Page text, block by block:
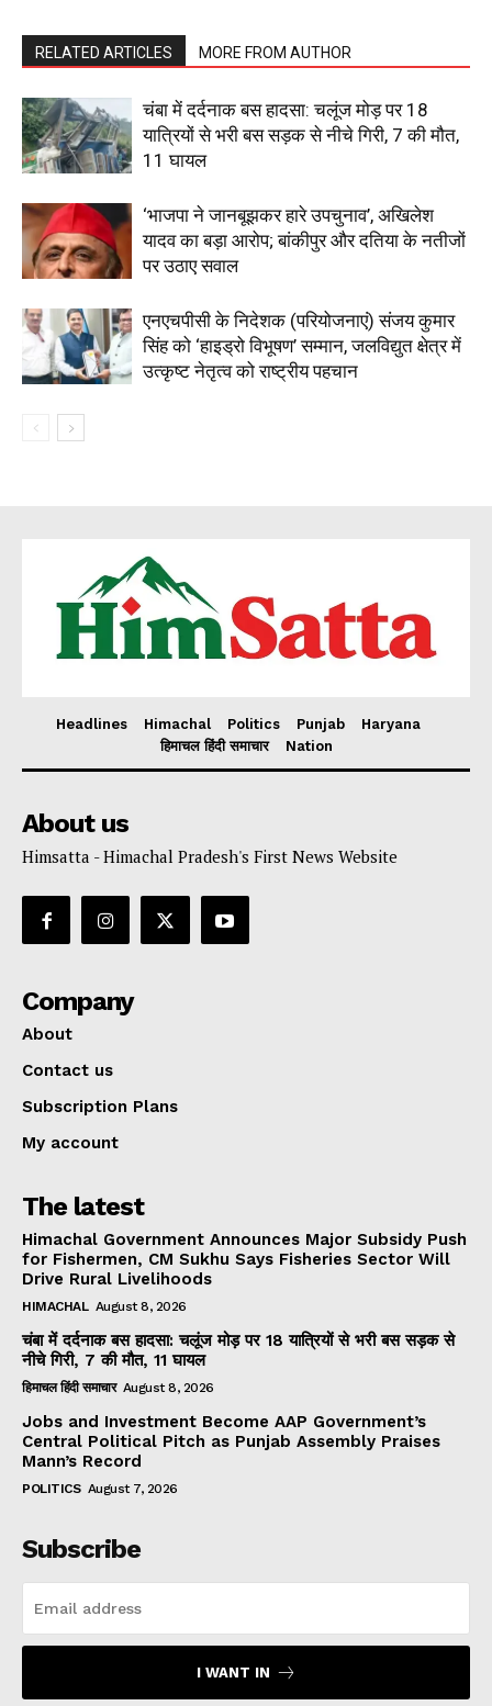
RELATED ARTICLES MORE FROM AUTHOR
चंबा में दर्दनाक बस हादसा: चलूंज मोड़ पर 18
यात्रियों से भरी बस सड़क से नीचे गिरी, 7 की मौत,
11 घायल
‘भाजपा ने जानबूझकर हारे उपचुनाव’, अखिलेश
यादव का बड़ा आरोप; बांकीपुर और दतिया के नतीजों
पर उठाए सवाल
एनएचपीसी के निदेशक (परियोजनाएं) संजय कुमार
सिंह को ‘हाइड्रो विभूषण’ सम्मान, जलविद्युत क्षेत्र में
उत्कृष्ट नेतृत्व को राष्ट्रीय पहचान
Headlines Himachal Politics Punjab
Haryana
हिमाचल हिंदी समाचार
Nation
About us
Himsatta - Himachal Pradesh's First News Website
Company
About
Contact us
Subscription Plans
My account
The latest
Himachal Government Announces Major Subsidy Push
for Fishermen, CM Sukhu Says Fisheries Sector Will
Drive Rural Livelihoods
HIMACHAL August 8, 2026
चंबा में दर्दनाक बस हादसा: चलूंज मोड़ पर 18 यात्रियों से भरी बस सड़क से
नीचे गिरी, 7 की मौत, 11 घायल
हिमाचल हिंदी समाचार August 8, 2026
Jobs and Investment Become AAP Government’s
Central Political Pitch as Punjab Assembly Praises
Mann’s Record
POLITICS August 7, 2026
Subscribe
I WANT IN